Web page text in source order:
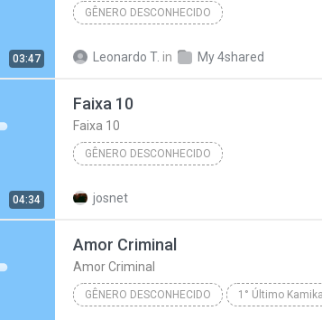
03:47
GÊNERO DESCONHECIDO
Leonardo T. in My 4shared
04:34
Faixa 10
Faixa 10
GÊNERO DESCONHECIDO
josnet
Amor Criminal
Amor Criminal
GÊNERO DESCONHECIDO 1° Último